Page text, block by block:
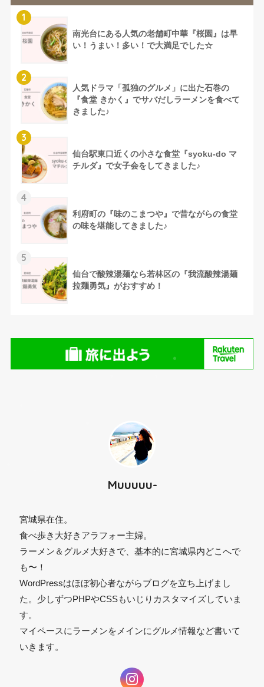
1
南光台にある人気の老舗町中華『桜園』は早
い！うまい！多い！で大満足でした☆
2
人気ドラマ「孤独のグルメ」に出た石巻の
『食堂 きかく』でサバだしラーメンを食べて
きました♪
3
仙台駅東口近くの小さな食堂『syoku-do マ
チルダ』で女子会をしてきました♪
4
利府町の『味のこまつや』で昔ながらの食堂
の味を堪能してきました♪
5
仙台で酸辣湯麺なら若林区の『我流酸辣湯麺
拉麺勇気』がおすすめ！
Muuuuu-
宮城県在住。
食べ歩き大好きアラフォー主婦。
ラーメン＆グルメ大好きで、基本的に宮城県内どこへで
も〜！
WordPressはほぼ初心者ながらブログを立ち上げまし
た。少しずつPHPやCSSもいじりカスタマイズしていま
す。
マイペースにラーメンをメインにグルメ情報など書いて
いきます。